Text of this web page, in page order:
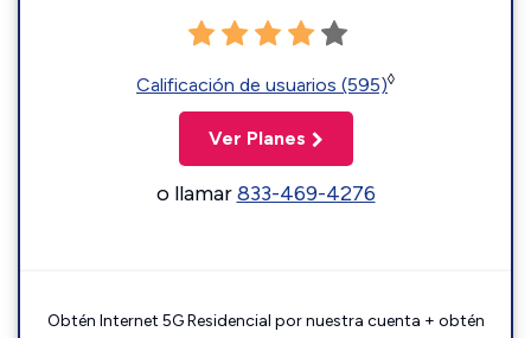
Calificación de usuarios (595)◊
Ver Planes
o llamar833-469-4276
Obtén Internet 5G Residencial por nuestra cuenta + obtén